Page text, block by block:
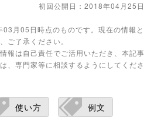
初回公開日：2018年04月25日
月05日時点のものです。現在の情報と
ご了承ください。
報は自己責任でご活用いただき、本記事
、専門家等に相談するようにしてくださ
使い方 例文